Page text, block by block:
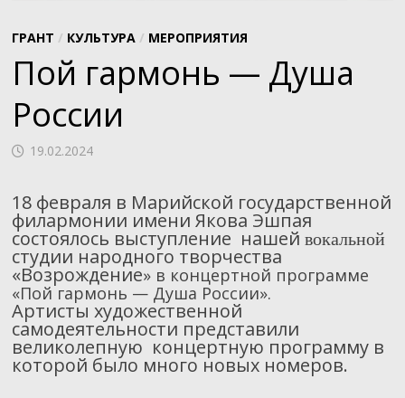
ГРАНТ / КУЛЬТУРА/ МЕРОПРИЯТИЯ
Пой гармонь — Душа
России
19.02.2024
18 февраля в Марийской государственной
филармонии имени Якова Эшпая
состоялось выступление нашей вокальной
студии народного творчества
«Возрождение»в концертной программе
«Пой гармонь — Душа России».
Артисты художественной
самодеятельности представили
великолепную концертную программу в
которой было много новых номеров.